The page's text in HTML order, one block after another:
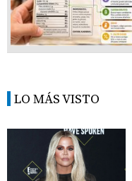
LO MÁS VISTO